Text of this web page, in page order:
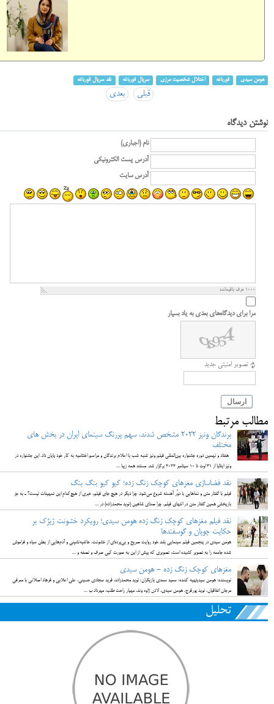
هومن سیدی قورباغه اختلال شخصیت مرزی سریال قورباغه نقد سریال قورباغه
قبلی بعدی
نوشتن دیدگاه
نام (اجباری)
آدرس پست الکترونیکی
آدرس سایت
1000 حرف باقیمانده
مرا برای دیدگاه‌های بعدی به یاد بسپار
تصویر امنیتی جدید
ارسال
مطالب مرتبط
برندگان ونیز ۲۰۲۲ مشخص شدند، سهم پررنگ سینمای ایران در بخش های
مختلف
هفتاد و نهمین دوره جشنواره بین‌المللی فیلم ونیز شنبه شب با اعلام برندگان و مراسم اختتامیه به کار خود پایان داد. این جشنواره در
ونیز ایتالیا از ۳۱ اوت تا ۱۰ سپتامبر ۲۰۲۲ برگزار شد. مستند همه زیبا ...
نقد فضاسازی مغزهای کوچک زنگ زده؛ کیو کیو بنگ بنگ
فیلم با گفتار متن و نماهایی با دوُر آهسته شروع می‌شود. چرا دیگر در هیچ جای فیلم، خبری از هیچ‌کدامِ این تمهیدات نیست؟ ـ به جز
بازپخشِ همین گفتار متن در انتهای فیلم. چرا صدای شاهین (نوید محمدزاده) در ...
نقد فیلم مغزهای کوچک زنگ زده هومن سیدی؛ رویکرد خشونت ژیژک بر
حکایت چوپان و گوسفندها
هومن سیدی در پنجمین فیلم سینمایی بلند خود روایت صریح و بی‌پرده‌ای از خشونت، حاشیه‌نشینی و آدم‌هایی از بطن سیاه و فراموش
شده جامعه را به تصویر کشیده است، تصویری که پیش از این به صورت کپی صرف و نصفه و ...
مغزهای کوچک زنگ زده - هومن سیدی
نویسنده: هومن سیدیتهیه کننده: سعید سعدی بازیگران: نوید محمدزاده، فرید سجادی حسینی، علی اعلایی و فرهاد اصلانی با معرفی
مرجان اتفاقیان، نوید پورفرج، هومن سیدی، لادن ژاوه وند، مهیار راحت طلب، مهرداد ب ...
تحلیل